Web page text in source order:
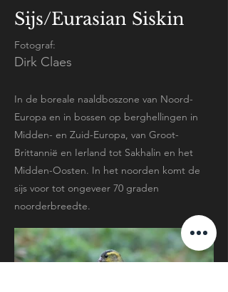
Sijs/Eurasian Siskin
Fotograf:
Dirk Claes
In de boreale naaldboszone van Noord-
Europa en in bossen op berghellingen in
Midden- en Zuid-Europa, van Groot-
Brittannië en Ierland tot Sakhalin en het
Midden-Oosten. In het noorden komt de
sijs voor tot ongeveer 70 graden
noorderbreedte.